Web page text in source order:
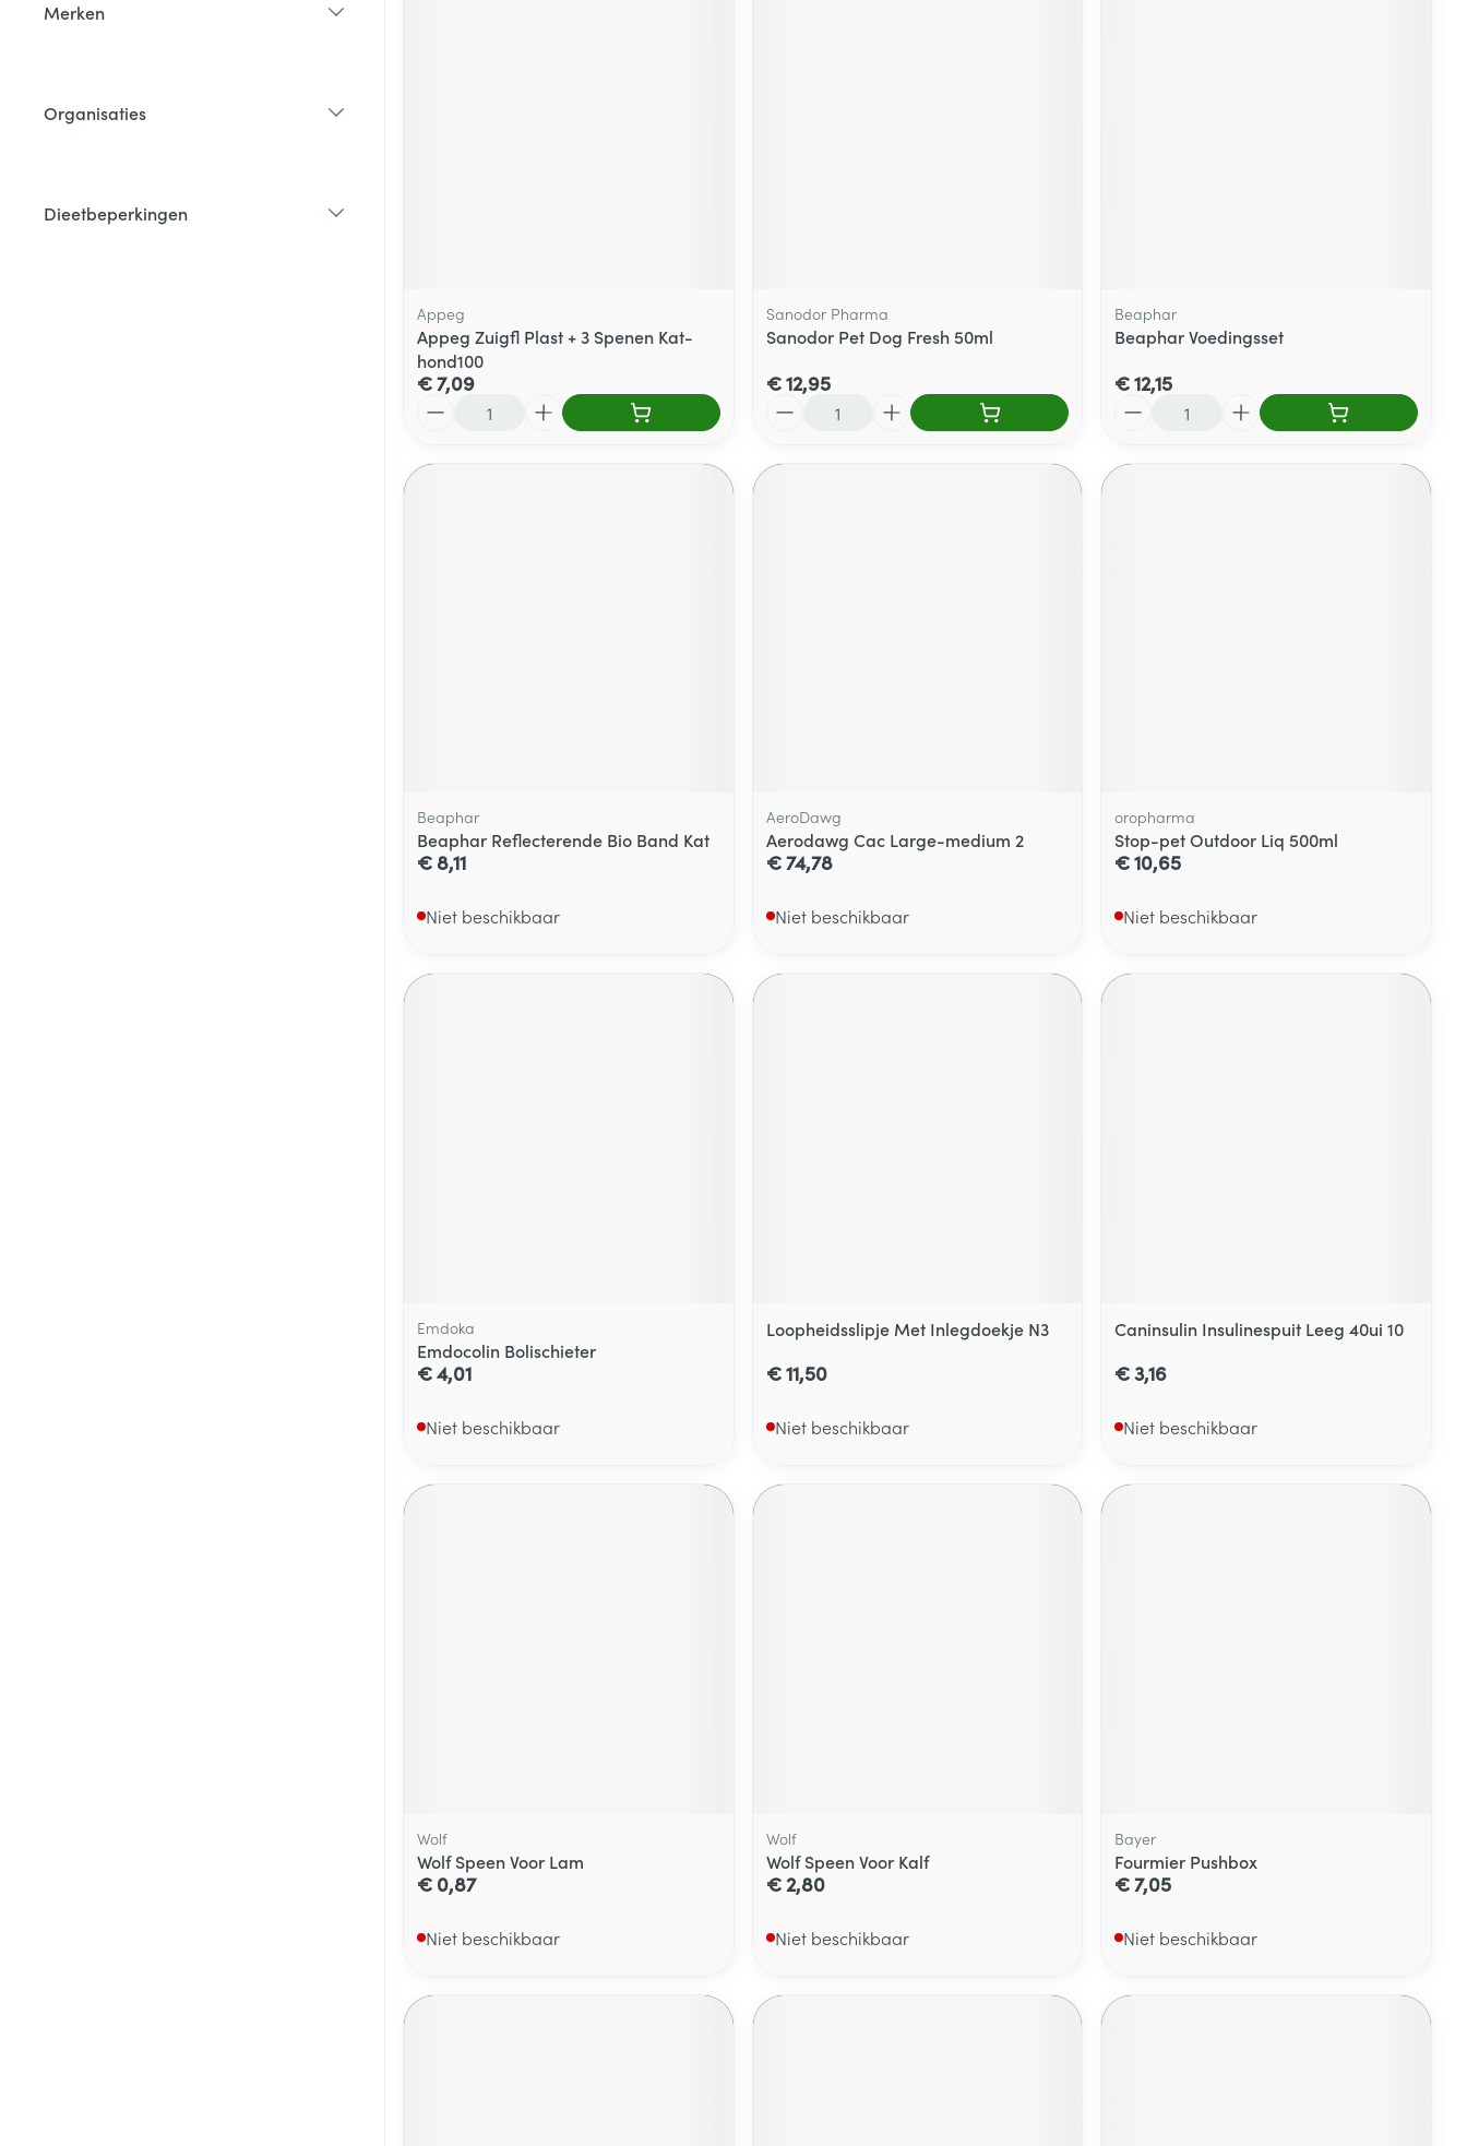
Merken
Organisaties
Dieetbeperkingen
Appeg
Appeg Zuigfl Plast + 3 Spenen Kat-
hond100
€ 7,09
Sanodor Pharma
Sanodor Pet Dog Fresh 50ml
€ 12,95
Beaphar
Beaphar Voedingsset
€ 12,15
Beaphar
Beaphar Reflecterende Bio Band Kat
€ 8,11
Niet beschikbaar
AeroDawg
Aerodawg Cac Large-medium 2
€ 74,78
Niet beschikbaar
oropharma
Stop-pet Outdoor Liq 500ml
€ 10,65
Niet beschikbaar
Emdoka
Emdocolin Bolischieter
€ 4,01
Niet beschikbaar
Loopheidsslipje Met Inlegdoekje N3
€ 11,50
Niet beschikbaar
Caninsulin Insulinespuit Leeg 40ui 10
€ 3,16
Niet beschikbaar
Wolf
Wolf Speen Voor Lam
€ 0,87
Niet beschikbaar
Wolf
Wolf Speen Voor Kalf
€ 2,80
Niet beschikbaar
Bayer
Fourmier Pushbox
€ 7,05
Niet beschikbaar